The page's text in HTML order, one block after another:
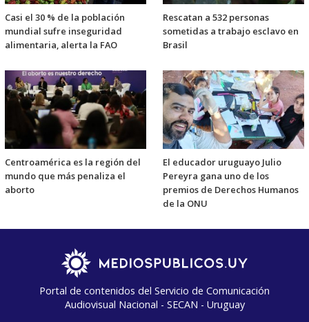
Casi el 30 % de la población
mundial sufre inseguridad
alimentaria, alerta la FAO
Rescatan a 532 personas
sometidas a trabajo esclavo en
Brasil
Centroamérica es la región del
mundo que más penaliza el
aborto
El educador uruguayo Julio
Pereyra gana uno de los
premios de Derechos Humanos
de la ONU
Portal de contenidos del Servicio de Comunicación
Audiovisual Nacional - SECAN - Uruguay